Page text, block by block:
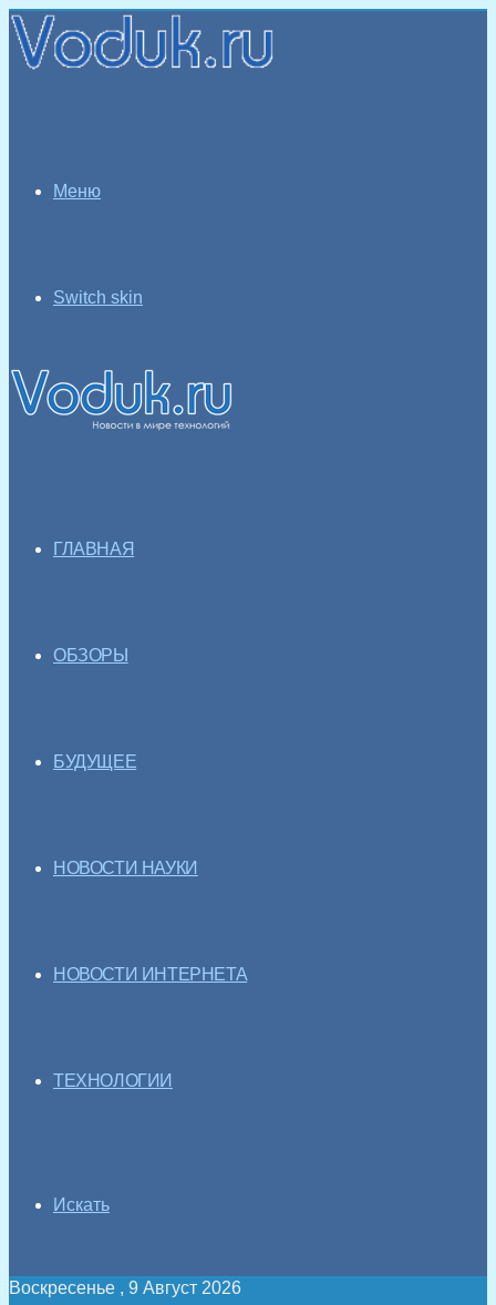
Меню
Switch skin
ГЛАВНАЯ
ОБЗОРЫ
БУДУЩЕЕ
НОВОСТИ НАУКИ
НОВОСТИ ИНТЕРНЕТА
ТЕХНОЛОГИИ
Искать
Воскресенье , 9 Август 2026